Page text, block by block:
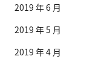
2019 年 6 月
2019 年 5 月
2019 年 4 月